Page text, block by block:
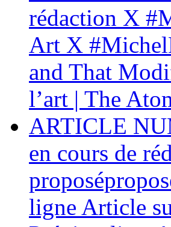
rédaction X
Art X
and That
l’art | The
ARTICLE
en cours de
ligne Article